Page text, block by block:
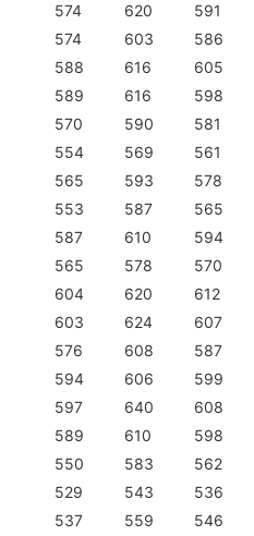
574 620
591
574 603
586
588 616
605
589 616
598
570 590
581
554 569
561
565 593
578
553 587
565
587 610
594
565 578
570
604 620
612
603 624
607
576 608
587
594 606
599
597 640
608
589 610
598
550 583
562
529 543
536
537 559
546